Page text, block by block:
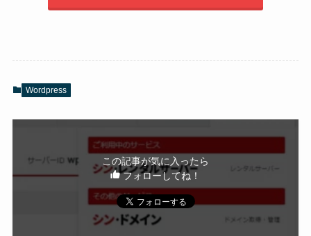
Wordpress
この記事が気に入ったら
フォローしてね！